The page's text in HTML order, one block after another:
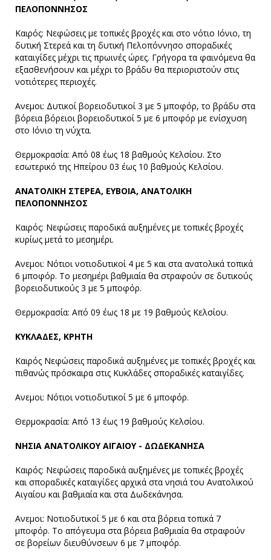
ΠΕΛΟΠΟΝΝΗΣΟΣ
Καιρός: Νεφώσεις με τοπικές βροχές και στο νότιο Ιόνιο, τη
δυτική Στερεά και τη δυτική Πελοπόννησο σποραδικές
καταιγίδες μέχρι τις πρωινές ώρες. Γρήγορα τα φαινόμενα θα
εξασθενήσουν και μέχρι το βράδυ θα περιοριστούν στις
νοτιότερες περιοχές.
Ανεμοι: Δυτικοί βορειοδυτικοί 3 με 5 μποφόρ, το βράδυ στα
βόρεια βόρειοι βορειοδυτικοί 5 με 6 μποφόρ με ενίσχυση
στο Ιόνιο τη νύχτα.
Θερμοκρασία: Από 08 έως 18 βαθμούς Κελσίου. Στο
εσωτερικό της Ηπείρου 03 έως 10 βαθμούς Κελσίου.
ΑΝΑΤΟΛΙΚΗ ΣΤΕΡΕΑ, ΕΥΒΟΙΑ, ΑΝΑΤΟΛΙΚΗ
ΠΕΛΟΠΟΝΝΗΣΟΣ
Καιρός: Νεφώσεις παροδικά αυξημένες με τοπικές βροχές
κυρίως μετά το μεσημέρι.
Ανεμοι: Νότιοι νοτιοδυτικοί 4 με 5 και στα ανατολικά τοπικά
6 μποφόρ. Το μεσημέρι βαθμιαία θα στραφούν σε δυτικούς
βορειοδυτικούς 3 με 5 μποφόρ.
Θερμοκρασία: Από 09 έως 18 με 19 βαθμούς Κελσίου.
ΚΥΚΛΑΔΕΣ, ΚΡΗΤΗ
Καιρός Νεφώσεις παροδικά αυξημένες με τοπικές βροχές και
πιθανώς πρόσκαιρα στις Κυκλάδες σποραδικές καταιγίδες.
Ανεμοι: Νότιοι νοτιοδυτικοί 5 με 6 μποφόρ.
Θερμοκρασία: Από 13 έως 19 βαθμούς Κελσίου.
ΝΗΣΙΑ ΑΝΑΤΟΛΙΚΟΥ ΑΙΓΑΙΟΥ - ΔΩΔΕΚΑΝΗΣΑ
Καιρός: Νεφώσεις παροδικά αυξημένες με τοπικές βροχές
και σποραδικές καταιγίδες αρχικά στα νησιά του Ανατολικού
Αιγαίου και βαθμιαία και στα Δωδεκάνησα.
Ανεμοι: Νοτιοδυτικοί 5 με 6 και στα βόρεια τοπικά 7
μποφόρ. Το απόγευμα στα βόρεια βαθμιαία θα στραφούν
σε βορείων διευθύνσεων 6 με 7 μποφόρ.